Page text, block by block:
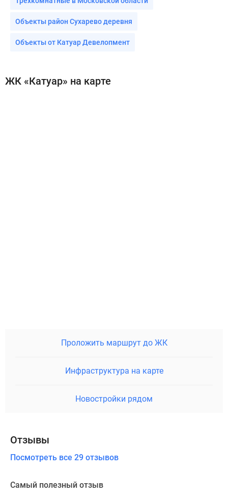
Объекты район Сухарево деревня
Объекты от Катуар Девелопмент
ЖК «Катуар» на карте
Проложить маршрут до ЖК
Инфраструктура на карте
Новостройки рядом
Отзывы
Посмотреть все 29 отзывов
Самый полезный отзыв